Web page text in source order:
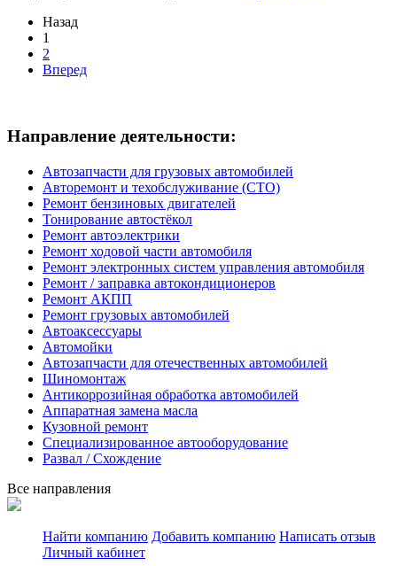
Назад
1
2
Вперед
Направление деятельности:
Автозапчасти для грузовых автомобилей
Авторемонт и техобслуживание (СТО)
Ремонт бензиновых двигателей
Тонирование автостёкол
Ремонт автоэлектрики
Ремонт ходовой части автомобиля
Ремонт электронных систем управления автомобиля
Ремонт / заправка автокондиционеров
Ремонт АКПП
Ремонт грузовых автомобилей
Автоаксессуары
Автомойки
Автозапчасти для отечественных автомобилей
Шиномонтаж
Антикоррозийная обработка автомобилей
Аппаратная замена масла
Кузовной ремонт
Специализированное автооборудование
Развал / Схождение
Все направления
Найти компанию Добавить компанию Написать отзыв
Личный кабинет